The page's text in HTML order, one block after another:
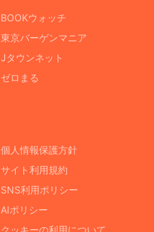
BOOKウォッチ
東京バーゲンマニア
Jタウンネット
ゼロまる
個人情報保護方針
サイト利用規約
SNS利用ポリシー
AIポリシー
クッキーの利用について